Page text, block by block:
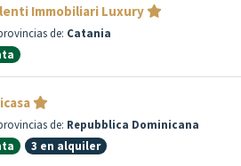
Immobiliari Luxury
de: Catania
de: Repubblica Dominicana
3 en alquiler